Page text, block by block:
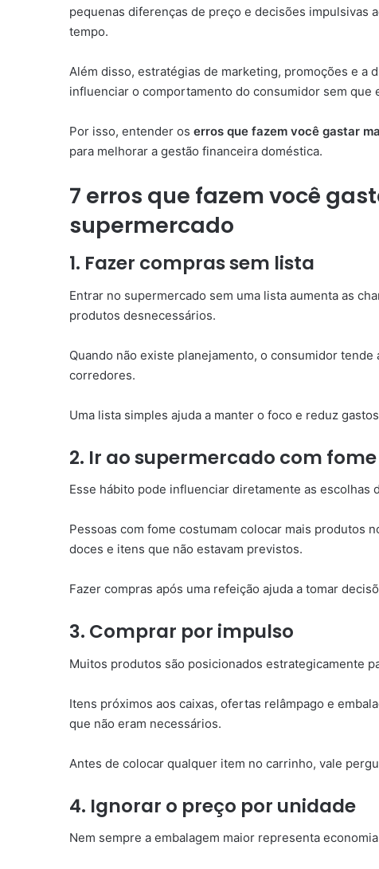
pequenas diferenças de preço e decisões impulsivas
tempo.
Além disso, estratégias de marketing, promoções e a
influenciar o comportamento do consumidor sem que
Por isso, entender os erros que fazem você gastar
para melhorar a gestão financeira doméstica.
7 erros que fazem você
supermercado
1. Fazer compras sem lista
Entrar no supermercado sem uma lista aumenta as
produtos desnecessários.
Quando não existe planejamento, o consumidor
corredores.
Uma lista simples ajuda a manter o foco e reduz
2. Ir ao supermercado com fome
Esse hábito pode influenciar diretamente as escolhas
Pessoas com fome costumam colocar mais produtos
doces e itens que não estavam previstos.
Fazer compras após uma refeição ajuda a tomar
3. Comprar por impulso
Muitos produtos são posicionados estrategicamente
Itens próximos aos caixas, ofertas relâmpago e
que não eram necessários.
Antes de colocar qualquer item no carrinho, vale
4. Ignorar o preço por unidade
Nem sempre a embalagem maior representa